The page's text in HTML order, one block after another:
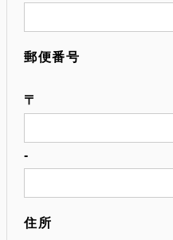
郵便番号
〒
-
住所